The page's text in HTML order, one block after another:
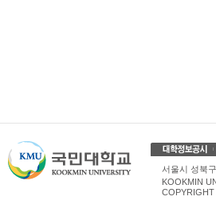
서울시 성북
KOOKMIN